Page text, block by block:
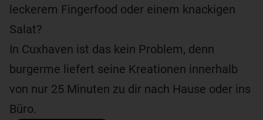
leckerem Fingerfood oder einem knackigen
Salat?
In Cuxhaven ist das kein Problem, denn
burgerme liefert seine Kreationen innerhalb
von nur 25 Minuten zu dir nach Hause oder ins
Büro.